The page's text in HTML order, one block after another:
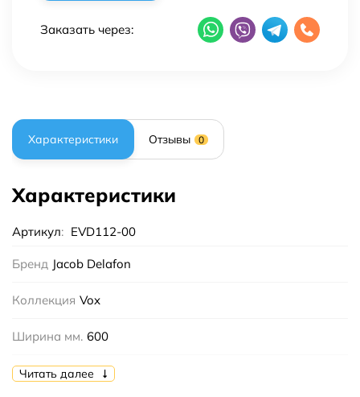
Заказать через:
Характеристики Отзывы 0
Характеристики
Артикул: EVD112-00
Бренд Jacob Delafon
Коллекция Vox
Ширина мм. 600
Высота мм. 0
Читать далее